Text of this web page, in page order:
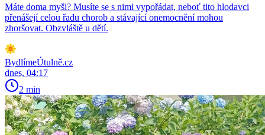
Máte doma myši? Musíte se s nimi vypořádat, neboť tito hlodavci
přenášejí celou řadu chorob a stávající onemocnění mohou
zhoršovat. Obzvláště u dětí.
BydlímeÚtulně.cz
dnes, 04:17
2 min